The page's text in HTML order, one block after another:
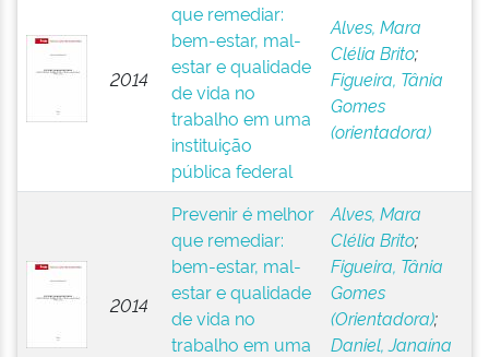
2014
que remediar:
bem-estar, mal-
estar e qualidade
de vida no
trabalho em uma
instituição
pública federal
Alves, Mara
Clélia Brito;
Figueira, Tânia
Gomes
(orientadora)
2014
Prevenir é melhor
que remediar:
bem-estar, mal-
estar e qualidade
de vida no
trabalho em uma
Alves, Mara
Clélia Brito;
Figueira, Tânia
Gomes
(Orientadora);
Daniel, Janaína